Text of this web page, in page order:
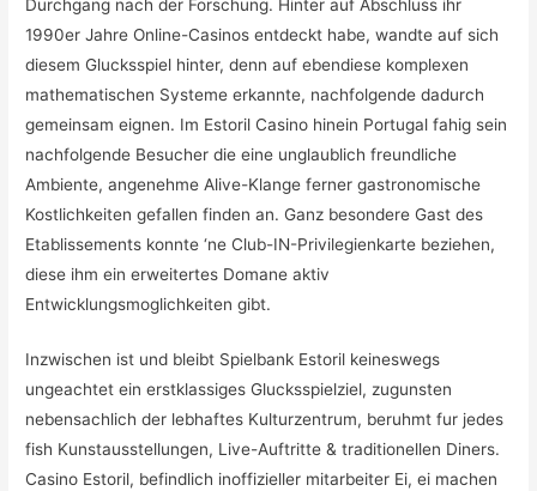
Durchgang nach der Forschung. Hinter auf Abschluss ihr
1990er Jahre Online-Casinos entdeckt habe, wandte auf sich
diesem Glucksspiel hinter, denn auf ebendiese komplexen
mathematischen Systeme erkannte, nachfolgende dadurch
gemeinsam eignen. Im Estoril Casino hinein Portugal fahig sein
nachfolgende Besucher die eine unglaublich freundliche
Ambiente, angenehme Alive-Klange ferner gastronomische
Kostlichkeiten gefallen finden an. Ganz besondere Gast des
Etablissements konnte ‘ne Club-IN-Privilegienkarte beziehen,
diese ihm ein erweitertes Domane aktiv
Entwicklungsmoglichkeiten gibt.
Inzwischen ist und bleibt Spielbank Estoril keineswegs
ungeachtet ein erstklassiges Glucksspielziel, zugunsten
nebensachlich der lebhaftes Kulturzentrum, beruhmt fur jedes
fish Kunstausstellungen, Live-Auftritte & traditionellen Diners.
Casino Estoril, befindlich inoffizieller mitarbeiter Ei, ei machen